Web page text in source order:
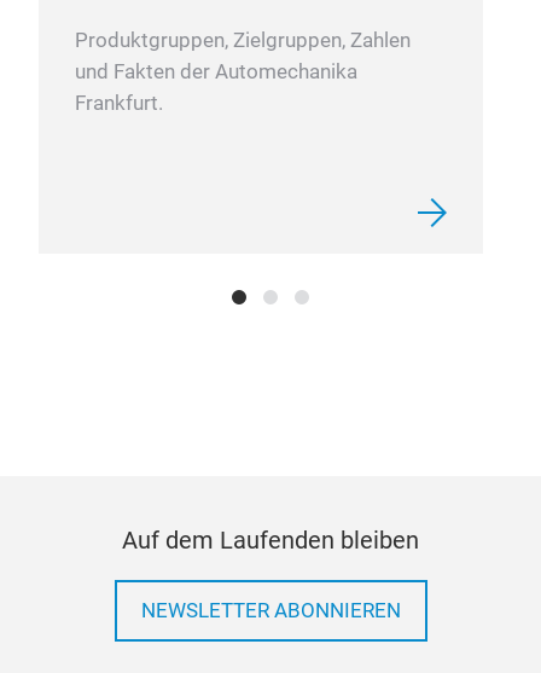
Produktgruppen, Zielgruppen, Zahlen
und Fakten der Automechanika
Frankfurt.
Auf dem Laufenden bleiben
NEWSLETTER ABONNIEREN